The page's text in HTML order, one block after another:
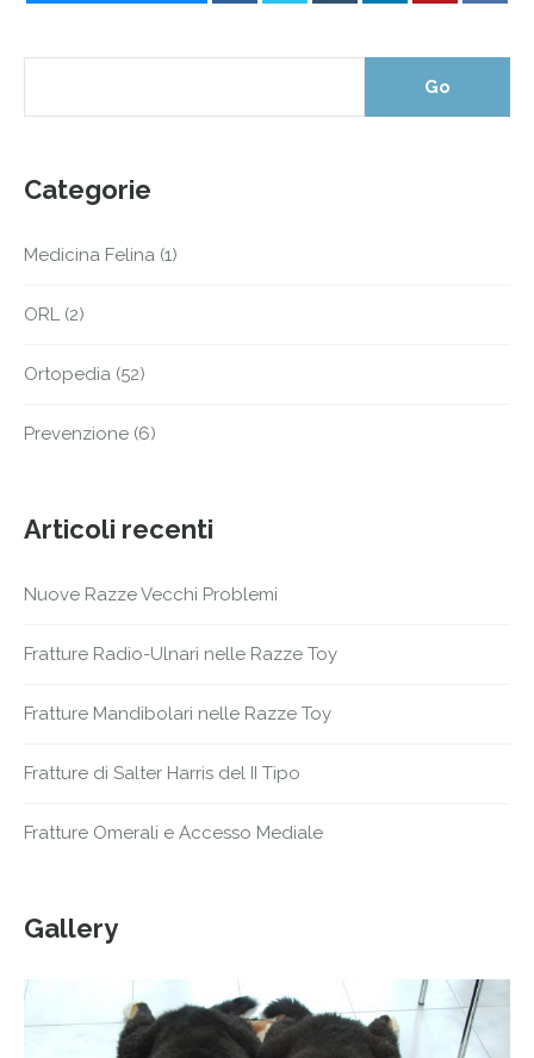
Categorie
Medicina Felina (1)
ORL (2)
Ortopedia (52)
Prevenzione (6)
Articoli recenti
Nuove Razze Vecchi Problemi
Fratture Radio-Ulnari nelle Razze Toy
Fratture Mandibolari nelle Razze Toy
Fratture di Salter Harris del II Tipo
Fratture Omerali e Accesso Mediale
Gallery